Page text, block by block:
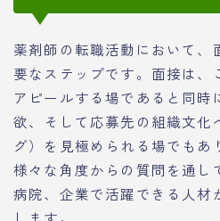
薬剤師の転職活動において、
要なステップです。面接は、
アピールする場であると同時
欲、そして応募先の組織文化
グ）を見極められる場でもあ
様々な角度からの質問を通し
病院、企業で活躍できる人材